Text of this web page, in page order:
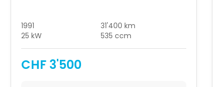
1991
31'400 km
25 kW
535 ccm
CHF 3'500